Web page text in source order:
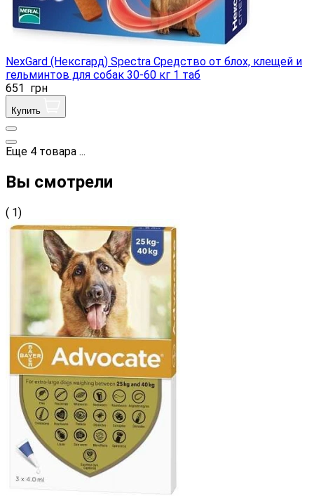
NexGard (Нексгард) Spectra Средство от блох, клещей и
гельминтов для собак 30-60 кг 1 таб
651 грн
Купить
Еще 4 товара ...
Вы смотрели
( 1)